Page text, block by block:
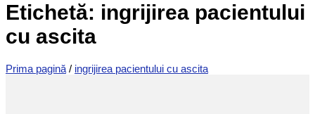
Etichetă: ingrijirea pacientului
cu ascita
Prima pagină / ingrijirea pacientului cu ascita